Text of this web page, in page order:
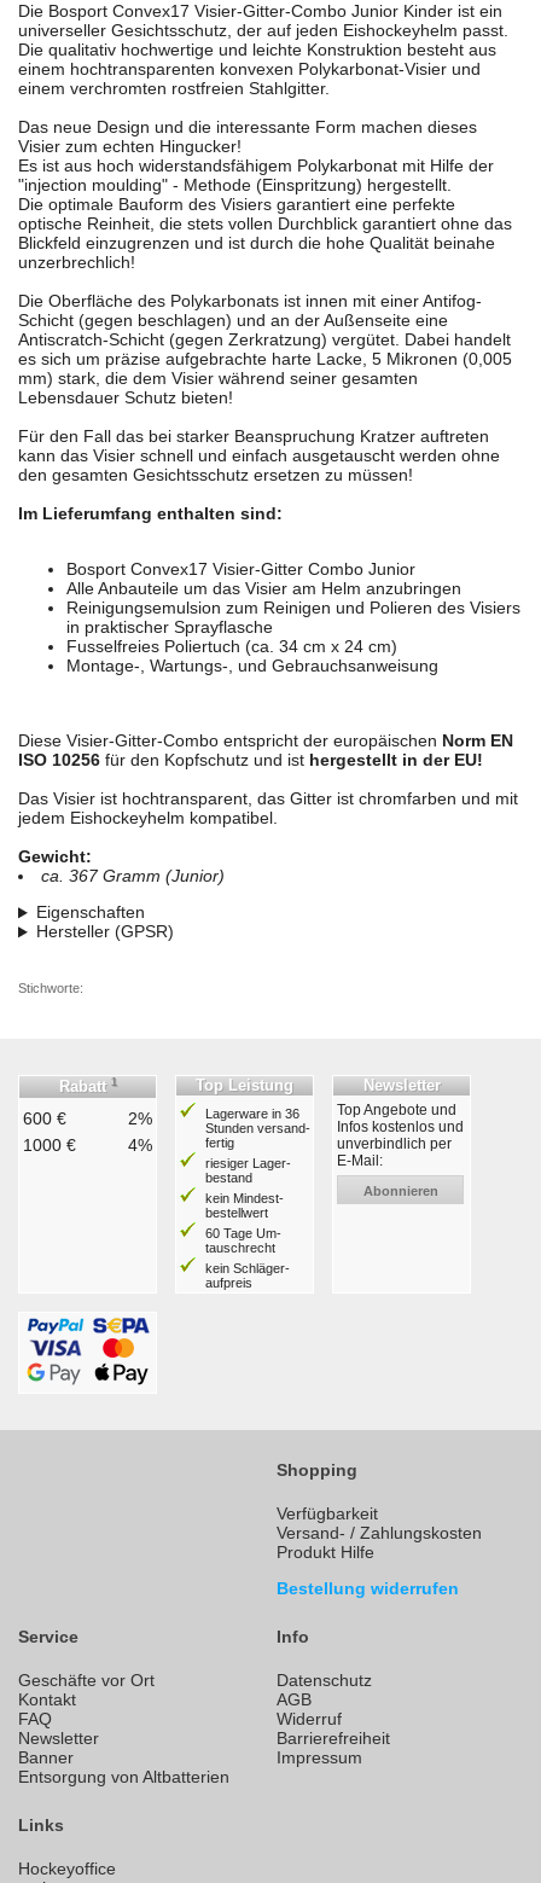
Die Bosport Convex17 Visier-Gitter-Combo Junior Kinder ist ein
universeller Gesichtsschutz, der auf jeden Eishockeyhelm passt.
Die qualitativ hochwertige und leichte Konstruktion besteht aus
einem hochtransparenten konvexen Polykarbonat-Visier und
einem verchromten rostfreien Stahlgitter.
Das neue Design und die interessante Form machen dieses
Visier zum echten Hingucker!
Es ist aus hoch widerstandsfähigem Polykarbonat mit Hilfe der
"injection moulding" - Methode (Einspritzung) hergestellt.
Die optimale Bauform des Visiers garantiert eine perfekte
optische Reinheit, die stets vollen Durchblick garantiert ohne das
Blickfeld einzugrenzen und ist durch die hohe Qualität beinahe
unzerbrechlich!
Die Oberfläche des Polykarbonats ist innen mit einer Antifog-
Schicht (gegen beschlagen) und an der Außenseite eine
Antiscratch-Schicht (gegen Zerkratzung) vergütet. Dabei handelt
es sich um präzise aufgebrachte harte Lacke, 5 Mikronen (0,005
mm) stark, die dem Visier während seiner gesamten
Lebensdauer Schutz bieten!
Für den Fall das bei starker Beanspruchung Kratzer auftreten
kann das Visier schnell und einfach ausgetauscht werden ohne
den gesamten Gesichtsschutz ersetzen zu müssen!
Im Lieferumfang enthalten sind:
Bosport Convex17 Visier-Gitter Combo Junior
Alle Anbauteile um das Visier am Helm anzubringen
Reinigungsemulsion zum Reinigen und Polieren des Visiers
in praktischer Sprayflasche
Fusselfreies Poliertuch (ca. 34 cm x 24 cm)
Montage-, Wartungs-, und Gebrauchsanweisung
Diese Visier-Gitter-Combo entspricht der europäischen Norm EN
ISO 10256 für den Kopfschutz und ist hergestellt in der EU!
Das Visier ist hochtransparent, das Gitter ist chromfarben und mit
jedem Eishockeyhelm kompatibel.
Gewicht:
ca. 367 Gramm (Junior)
Eigenschaften
Hersteller (GPSR)
Stichworte:
Rabatt 1
600 €
2%
1000 €
4%
Top Leistung
Lagerware in 36
Stunden ver­sand­
fertig
riesiger Lager­
bestand
kein Mindest­
bestell­wert
60 Tage Um­
tausch­recht
kein Schläger­
aufpreis
Newsletter
Top Angebote und
Infos kostenlos und
unverbindlich per
E-Mail:
Abonnieren
Shopping
Verfügbarkeit
Versand- / Zahlungskosten
Produkt Hilfe
Bestellung widerrufen
Service
Geschäfte vor Ort
Kontakt
FAQ
Newsletter
Banner
Entsorgung von Altbatterien
Info
Datenschutz
AGB
Widerruf
Barrierefreiheit
Impressum
Links
Hockeyoffice